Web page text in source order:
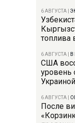
6 АВГУСТА
топлива
6 АВГУСТА В
США
уровень
Украиной
6 АВГУСТА
После